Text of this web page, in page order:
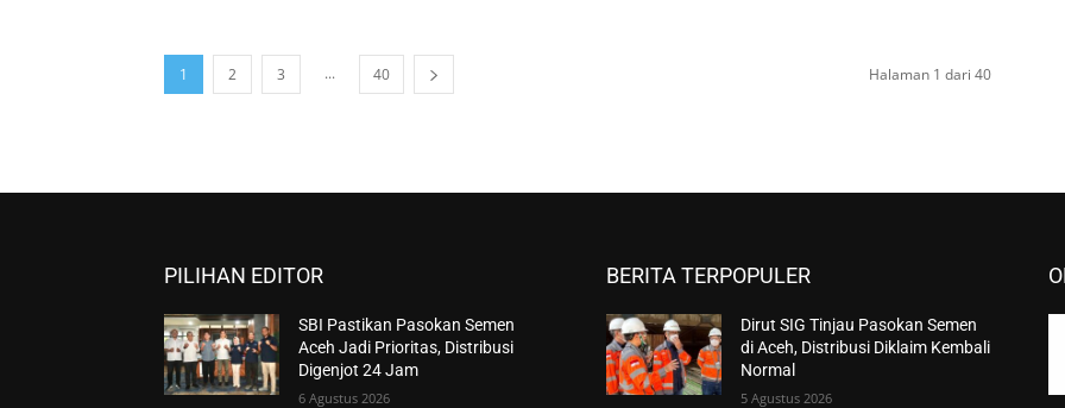
1 2 3 ... 40 Halaman 1 dari 40
PILIHAN EDITOR
SBI Pastikan Pasokan Semen
Aceh Jadi Prioritas, Distribusi
Digenjot 24 Jam
6 Agustus 2026
BERITA TERPOPULER
Dirut SIG Tinjau Pasokan Semen
di Aceh, Distribusi Diklaim Kembali
Normal
5 Agustus 2026